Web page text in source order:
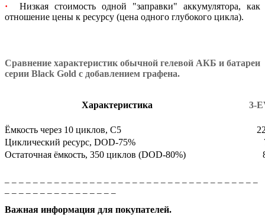
· Низкая стоимость одной "заправки" аккумулятора, как
отношение цены к ресурсу (цена одного глубокого цикла).
Сравнение характеристик обычной гелевой АКБ и батареи
серии Black Gold с добавлением графена.
Характеристика 3-
Ёмкость через 10 циклов, С5
Циклический ресурс, DOD-75%
Остаточная ёмкость, 350 циклов (DOD-80%)
Важная информация для покупателей.